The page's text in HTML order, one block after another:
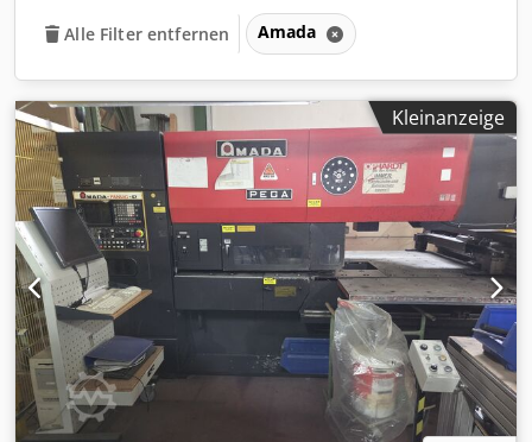
Alle Filter entfernen Amada
Kleinanzeige